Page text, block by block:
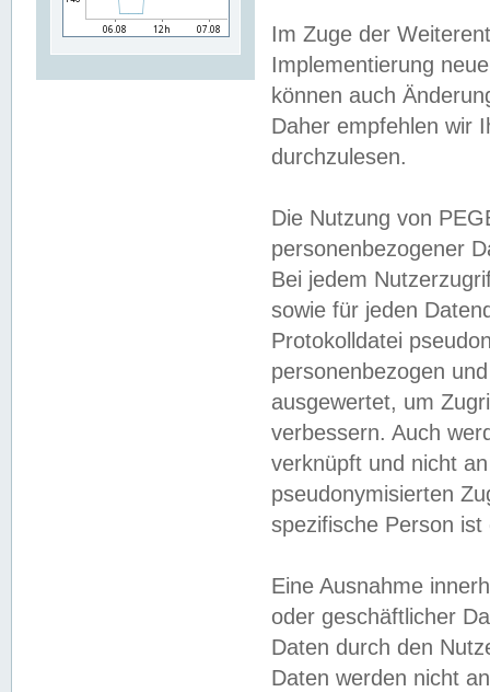
Im Zuge der
Implementierung
können auch
Daher empfehlen wir
durchzulesen.
Die Nutzung von
personenbezogener
Bei jedem
sowie für jeden
Protokolldatei
personenbezogen
ausgewertet, um
verbessern. Auch
verknüpft und nicht
pseudonymisierten
spezifische Person
Eine Ausnahme
oder geschäftlicher
Daten durch den
Daten werden nicht